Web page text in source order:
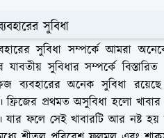
সুবিধা
সুবিধা সম্পর্কে আমরা
যাবতীয় সুবিধার সম্পর্কে
ব্যবহারের অনেক সুবিধা
ফ্রিজের প্রথমত অসুবিধা হলো
যার ফলে সেই খাবারটি আর নষ্ট